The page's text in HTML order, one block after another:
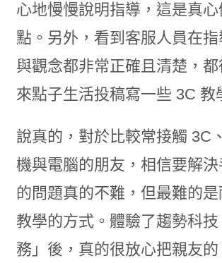
心地慢慢說明指導，這是真
點。另外，看到客服人員在
與觀念都非常正確且清楚，
來點子生活投稿寫一些 3C 教
說真的，對於比較常接觸 3C
機與電腦的朋友，相信要解
的問題真的不難，但最難的
教學的方式。體驗了趨勢科
務」後，真的很放心把親友